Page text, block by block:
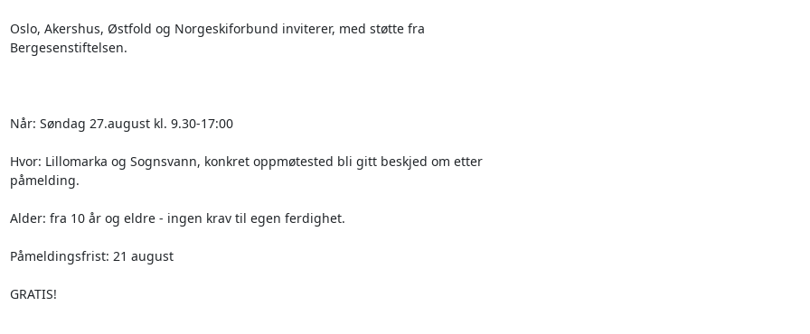
Oslo, Akershus, Østfold og Norgeskiforbund inviterer, med støtte fra
Bergesenstiftelsen.
Når: Søndag 27.august kl. 9.30-17:00
Hvor: Lillomarka og Sognsvann, konkret oppmøtested bli gitt beskjed om etter
påmelding.
Alder: fra 10 år og eldre - ingen krav til egen ferdighet.
Påmeldingsfrist: 21 august
GRATIS!